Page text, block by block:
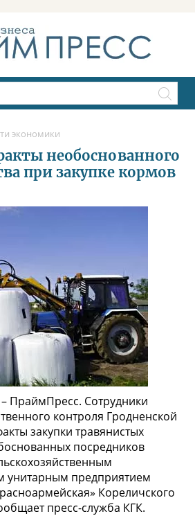
экономики
необоснованного
при закупке кормов
ПраймПресс. Сотрудники
контроля Гродненской
закупки травянистых
посредников
унитарным предприятием
Кореличского
пресс-служба КГК.